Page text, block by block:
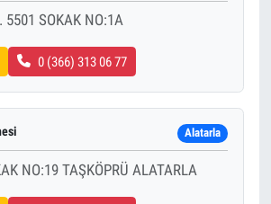
5501 SOKAK NO:1A
0 (366) 313 06 77
Alatarla
NO:19 TAŞKÖPRÜ ALATARLA